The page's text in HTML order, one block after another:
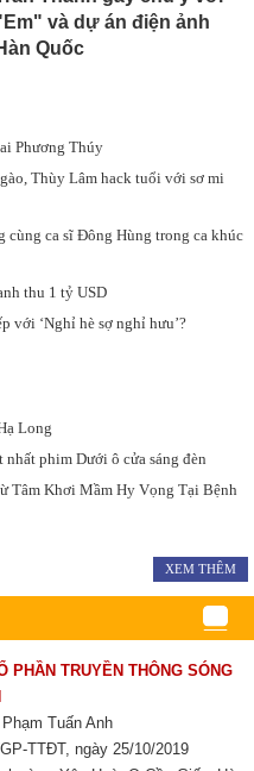
và dự án điện ảnh
Quốc
Phương Thúy
Thùy Lâm hack tuổi với sơ mi
cùng ca sĩ Đông Hùng trong ca khúc
thu 1 tỷ USD
với ‘Nghỉ hè sợ nghỉ hưu’?
Long
phim Dưới ô cửa sáng đèn
Tâm Khơi Mầm Hy Vọng Tại Bệnh
XEM THÊM
PHẦN TRUYỀN THÔNG SÓNG
Tuấn Anh
TTĐT, ngày 25/10/2019